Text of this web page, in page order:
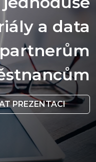
a data
PREZENTACI